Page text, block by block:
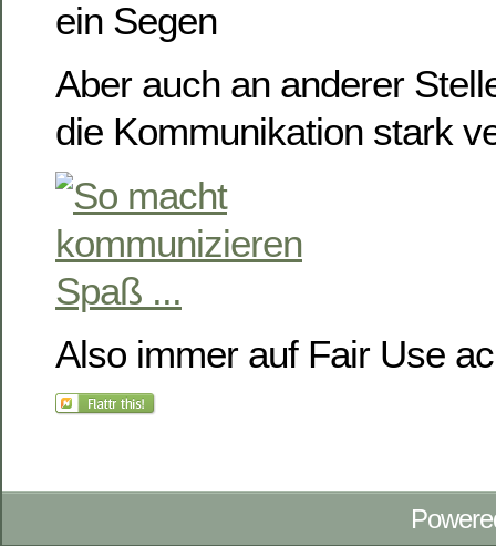
Aber auch an anderer
die Kommunikation stark
Also immer auf Fair Use